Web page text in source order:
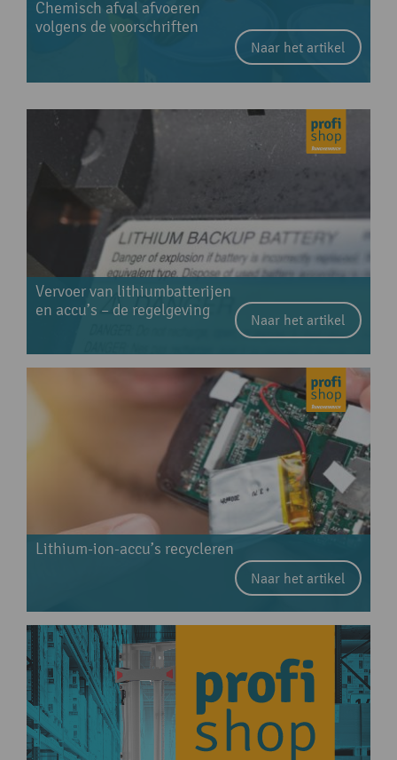
Chemisch afval afvoeren
volgens de voorschriften
Naar het artikel
Vervoer van lithiumbatterijen
en accu’s – de regelgeving
Naar het artikel
Lithium-ion-accu’s recycleren
Naar het artikel